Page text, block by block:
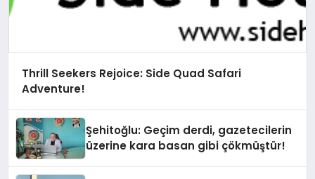
Thrill Seekers Rejoice: Side Quad Safari
Adventure!
Şehitoğlu: Geçim derdi, gazetecilerin
üzerine kara basan gibi çökmüştür!